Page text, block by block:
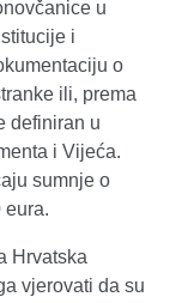
u
i
o
ili, prema
definiran u
i Vijeća.
sumnje o
eura.
Hrvatska
vjerovati da su